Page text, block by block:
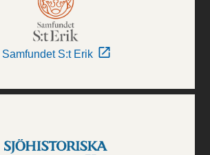
Samfundet S:t Erik